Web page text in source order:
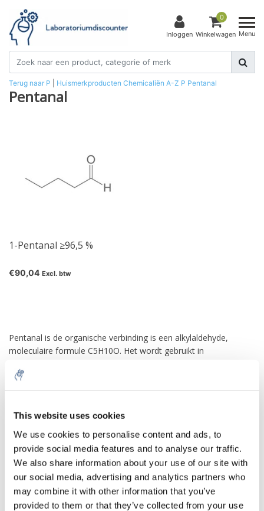
This website uses cookies
We use cookies to personalise content and ads, to
provide social media features and to analyse our traffic.
We also share information about your use of our site with
our social media, advertising and analytics partners who
may combine it with other information that you’ve
provided to them or that they’ve collected from your use
Inloggen
0
Winkelwagen Menu
Terug naar P Huismerkproducten Chemicaliën A-Z P Pentanal
Pentanal
1-Pentanal ≥96,5 %
€90,04 Excl. btw
Pentanal is de organische verbinding is een alkylaldehyde,
moleculaire formule C5H10O. Het wordt gebruikt in
beschreven als gefermenteerd, bruinachtig, fruitig, nootachtig,
bes.
Pentanal wordt gebruikt in diverse smaken (bijv. Fruitsmaken) en
2-Propyl-2-heptenal wordt verkregen uit pentanal door
condensatie van aldol, dat wordt gehydrogeneerd tot het
verzadigde vertakte 2-propylheptanol. Deze alcohol dient als
uitgangsmateriaal voor de PVC-weekmaker di-2-
propylheptylftalaat (DPHP).